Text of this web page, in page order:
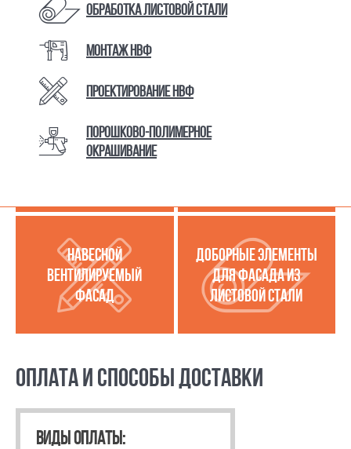
Обработка листовой стали
Монтаж НВФ
Проектирование НВФ
Порошково-полимерное
окрашивание
КАТАЛОГ ТОВАРОВ И УСЛУГ
УСЛУГИ ПО РАБОТЕ С
ЛИСТОВОЙ СТАЛЬЮ
МЕТАЛЛОКАССЕТЫ
НАВЕСНОЙ
ВЕНТИЛИРУЕМЫЙ
ФАСАД
ДОБОРНЫЕ ЭЛЕМЕНТЫ
ДЛЯ ФАСАДА ИЗ
ЛИСТОВОЙ СТАЛИ
ОПЛАТА И СПОСОБЫ ДОСТАВКИ
ВИДЫ ОПЛАТЫ: